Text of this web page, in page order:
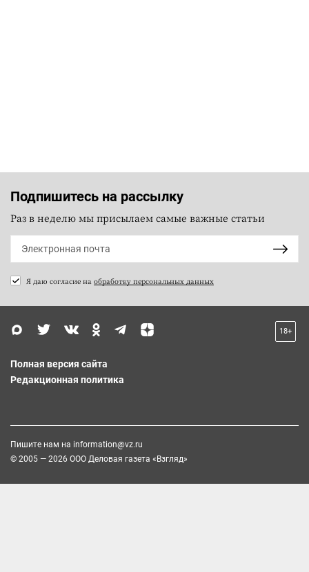
Подпишитесь на рассылку
Раз в неделю мы присылаем самые важные статьи
Я даю согласие на обработку персональных данных
18+
Полная версия сайта
Редакционная политика
Пишите нам на information@vz.ru
© 2005 — 2026 ООО Деловая газета «Взгляд»